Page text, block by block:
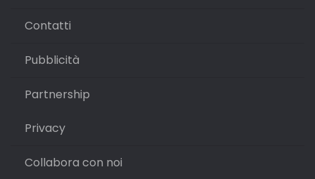
Contatti
Pubblicità
Partnership
Privacy
Collabora con noi